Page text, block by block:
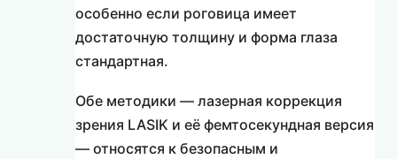
особенно если роговица имеет
достаточную толщину и форма глаза
стандартная.
Обе методики — лазерная коррекция
зрения LASIK и её фемтосекундная версия
— относятся к безопасным и